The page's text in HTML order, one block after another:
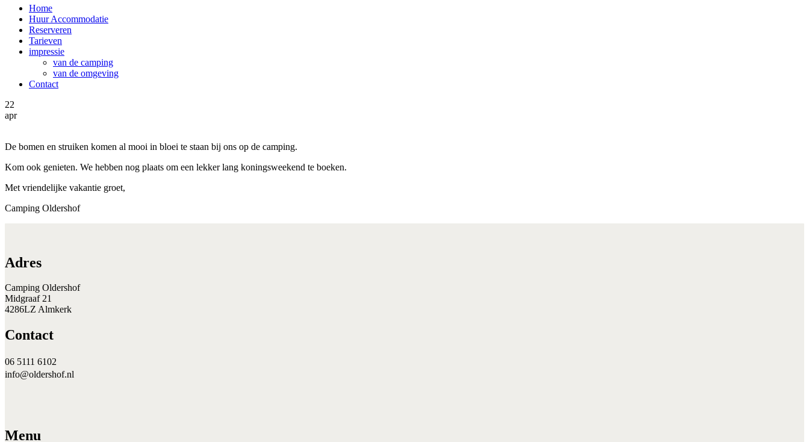
Home
Huur Accommodatie
Reserveren
Tarieven
impressie
van de camping
van de omgeving
Contact
22
apr
De bomen en struiken komen al mooi in bloei te staan bij ons op de camping.
Kom ook genieten. We hebben nog plaats om een lekker lang koningsweekend te boeken.
Met vriendelijke vakantie groet,
Camping Oldershof
Adres
Camping Oldershof
Midgraaf 21
4286LZ Almkerk
Contact
06 5111 6102
info@oldershof.nl
Menu